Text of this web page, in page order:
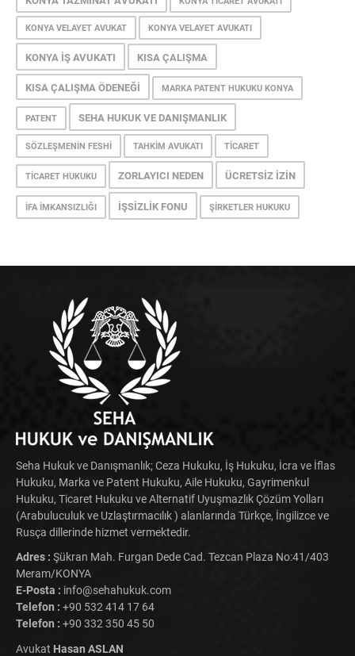
KONYA VELAYET AVUKAT KONYA VELAYET AVUKATI
KONYA İŞ AVUKATI KISA ÇALIŞMA
KISA ÇALIŞMA ÖDENEĞI MARKA PATENT HUKUKU KONYA
PATENT SEHA HUKUK VE DANIŞMANLIK
SÖZLEŞMENIN FESHI TAHKIM AVUKATI TICARET
TICARET HUKUKU ZORLAYICI NEDEN ÜCRETSIZ İZIN
İFA İMKANSIZLIĞI İŞSIZLIK FONU ŞIRKETLER HUKUKU
Seha Hukuk ve Danışmanlık; Ceza Hukuku, İş Hukuku, İcra ve İflas
Hukuku, Marka ve Patent Hukuku, Aile Hukuku, Gayrimenkul
Hukuku, Ticaret Hukuku ve Alternatif Uyuşmazlık Çözüm Yolları
(Arabuluculuk ve Uzlaştırmacılık ) alanlarında Türkçe, İngilizce ve
Rusça dillerinde hizmet vermektedir.
Adres : Şükran Mah. Furgan Dede Cad. Tezcan Plaza No:41/403
Meram/KONYA
E-Posta : info@sehahukuk.com
Telefon : +90 532 414 17 64
Telefon : +90 332 350 45 50
Avukat Hasan ASLAN